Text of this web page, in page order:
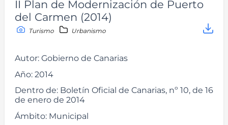
II Plan de Modernización de Puerto
del Carmen (2014)
Turismo Urbanismo
Autor: Gobierno de Canarias
Año: 2014
Dentro de: Boletín Oficial de Canarias, nº 10, de 16
de enero de 2014
Ámbito: Municipal